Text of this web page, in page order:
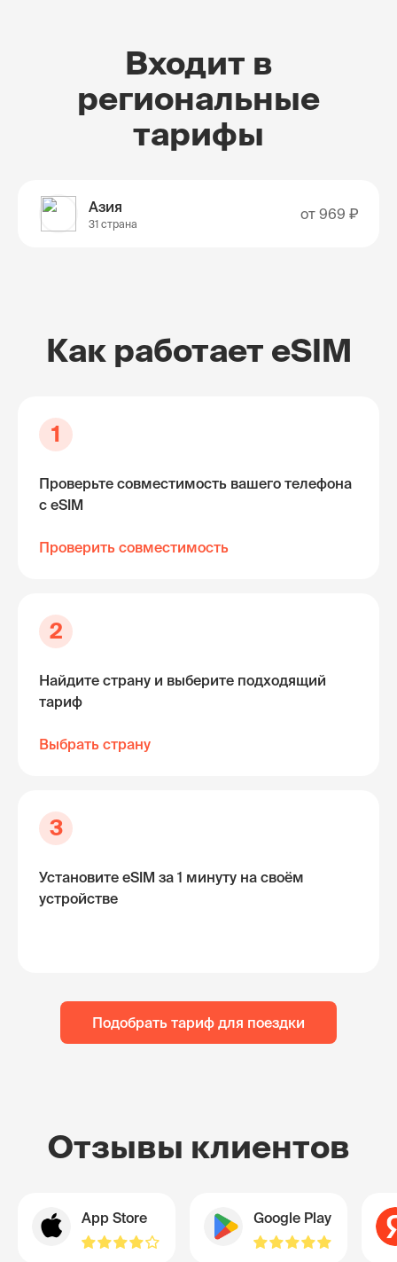
Входит в
региональные
тарифы
Азия
31 страна
от 969 ₽
Как работает eSIM
1
Проверьте совместимость вашего телефона
с eSIM
Проверить совместимость
2
Найдите страну и выберите подходящий
тариф
Выбрать страну
3
Установите eSIM за 1 минуту на своём
устройстве
Подобрать тариф для поездки
Отзывы клиентов
App Store Google Play